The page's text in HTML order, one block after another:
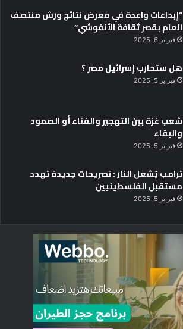
“إبداعات واعدة في معرض نتائج ورش منتصف
العام بقصر ثقافة الأنفوشي”
فبراير 6, 2025
هل ستحارب إسرائيل مصر ؟
فبراير 5, 2025
شعب غزة بين التهجير والفناء أو الصمود
والبقاء
فبراير 5, 2025
ترامب يُشعل النار : تصريحات جديدة تهدد
مستقبل الفلسطينيين
فبراير 5, 2025